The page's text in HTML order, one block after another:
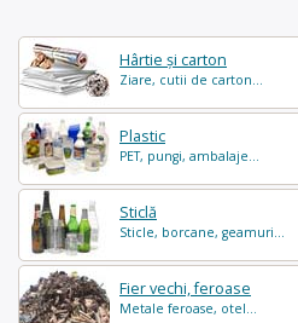
Hârtie și carton
Ziare, cutii de carton...
Plastic
PET, pungi, ambalaje...
Sticlă
Sticle, borcane, geamuri...
Fier vechi, feroase
Metale feroase, otel...